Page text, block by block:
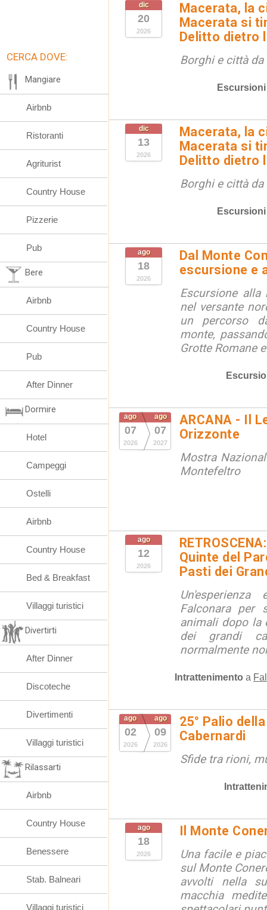
dic
20
2026
Macerata, la
Macerata si
Delitto dietro
Borghi e città
Escursioni
dic
13
2026
Macerata, la
Macerata si
Delitto dietro
Borghi e città
Escursioni
ago
18
2026
Dal Monte
escursione e
Escursione
nel versante
un percorso
monte,
Grotte Romane
ago
07
2026
ago
07
2027
ARCANA - Il
Orizzonte
Mostra
Montefeltro
ago
12
2026
Quinte del
Pasti dei
Falconara per
animali dopo la
dei grandi
normalmente
Intrattenimento a
ago
02
2026
ago
09
2026
25° Palio
Cabernardi
Sfide tra rioni,
ago
18
2026
Il Monte
Una facile e
sul Monte
avvolti nella
macchia
CERCA DOVE:
Mangiare
Airbnb
Ristoranti
Agriturist
Country House
Pizzerie
Pub
Bere
Airbnb
Country House
Pub
After Dinner
Dormire
Hotel
Campeggi
Ostelli
Airbnb
Country House
Bed & Breakfast
Villaggi turistici
Divertirti
After Dinner
Discoteche
Divertimenti
Villaggi turistici
Rilassarti
Airbnb
Country House
Benessere
Stab. Balneari
Villaggi turistici